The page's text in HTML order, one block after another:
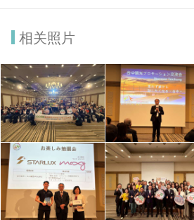
相关照片